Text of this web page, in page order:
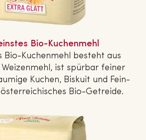
Bio-Ku­chen­mehl
Bio-Ku­chen­mehl besteht aus
ist spürbar feiner
Kuchen, Biskuit und Fein­
ös­ter­rei­chi­sches Bio-Getreide.